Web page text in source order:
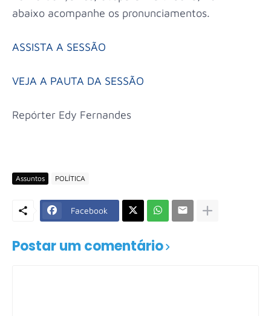
abaixo acompanhe os pronunciamentos.
ASSISTA A SESSÃO
VEJA A PAUTA DA SESSÃO
Repórter Edy Fernandes
Assuntos POLÍTICA
Facebook
Postar um comentário